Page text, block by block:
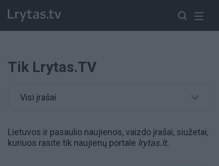
Tik Lrytas.TV
Visi įrašai
Lietuvos ir pasaulio naujienos, vaizdo įrašai, siužetai,
kuriuos rasite tik naujienų portale lrytas.lt.